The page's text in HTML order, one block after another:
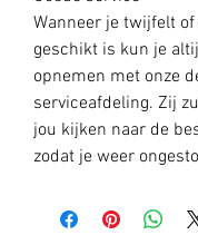
Wanneer je twijfelt
geschikt is kun je
opnemen met onze
serviceafdeling. Zij
jou kijken naar de
zodat je weer